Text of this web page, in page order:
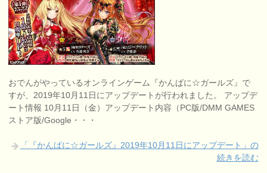
おでんがやっているオンラインゲーム『かんぱに☆ガールズ』で
すが、2019年10月11日にアップデートが行われました。 アップデ
ート情報 10月11日（金）アップデート内容（PC版/DMM GAMES
ストア版/Google・・・
「『かんぱに☆ガールズ』2019年10月11日にアップデート」の
続きを読む